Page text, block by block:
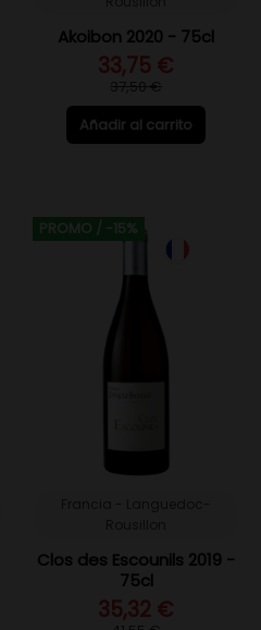
Akoibon 2020 - 75cl
33,75 €
37,50 €
Añadir al carrito
PROMO / -15%
Clos des Escounils 2019 -
75cl
35,32 €